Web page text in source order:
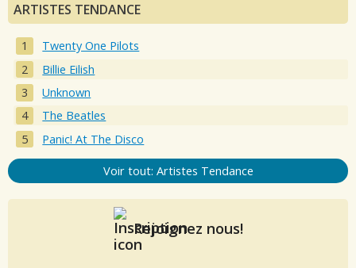
ARTISTES TENDANCE
Twenty One Pilots
Billie Eilish
Unknown
The Beatles
Panic! At The Disco
Voir tout: Artistes Tendance
Rejoignez nous!